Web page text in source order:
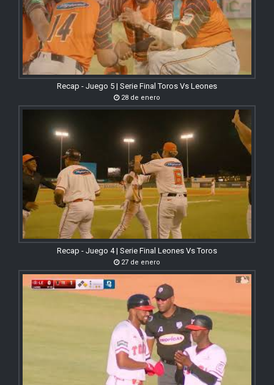
Recap - Juego 5 | Serie Final Toros Vs Leones
28 de enero
Recap - Juego 4 | Serie Final Leones Vs Toros
27 de enero